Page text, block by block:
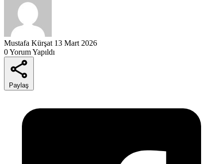
Mustafa Kürşat 13 Mart 2026
0 Yorum Yapıldı
Paylaş